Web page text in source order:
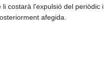
costarà l'expulsió del periòdic i
afegida.